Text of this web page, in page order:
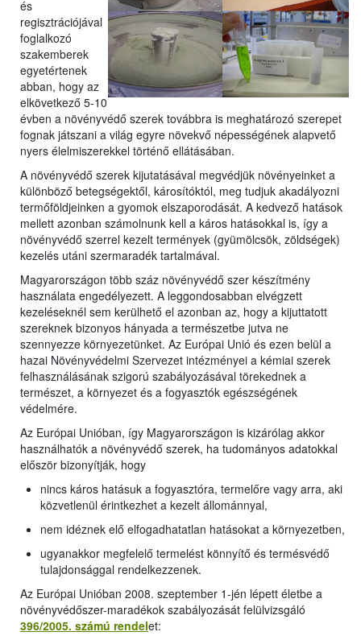
és
regisztrációjával
foglalkozó
szakemberek
egyetértenek
abban, hogy az
elkövetkező 5-10
évben a növényvédő szerek továbbra is meghatározó szerepet
fognak játszani a világ egyre növekvő népességének alapvető
nyers élelmiszerekkel történő ellátásában.
A növényvédő szerek kijutatásával megvédjük növényeinket a
különböző betegségektől, károsítóktól, meg tudjuk akadályozni
termőföldjeinken a gyomok elszaporodását. A kedvező hatások
mellett azonban számolnunk kell a káros hatásokkal is, így a
növényvédő szerrel kezelt termények (gyümölcsök, zöldségek)
kezelés utáni szermaradék tartalmával.
Magyarországon több száz növényvédő szer készítmény
használata engedélyezett. A leggondosabban elvégzett
kezeléseknél sem kerülhető el azonban az, hogy a kijuttatott
szereknek bizonyos hányada a természetbe jutva ne
szennyezze környezetünket. Az Európai Unió és ezen belül a
hazai Növényvédelmi Szervezet intézményei a kémiai szerek
felhasználásának szigorú szabályozásával törekednek a
természet, a környezet és a fogyasztók egészségének
védelmére.
Az Európai Unióban, így Magyarországon is kizárólag akkor
használhatók a növényvédő szerek, ha tudományos adatokkal
először bizonyítják, hogy
nincs káros hatásuk a fogyasztóra, termelőre vagy arra, aki
közvetlenül érintkezhet a kezelt állománnyal,
nem idéznek elő elfogadhatatlan hatásokat a környezetben,
ugyanakkor megfelelő termelést könnyítő és termésvédő
tulajdonsággal rendelkezzenek.
Az Európai Unióban 2008. szeptember 1-jén lépett életbe a
növényvédőszer-maradékok szabályozását felülvizsgáló
396/2005. számú rendelet: